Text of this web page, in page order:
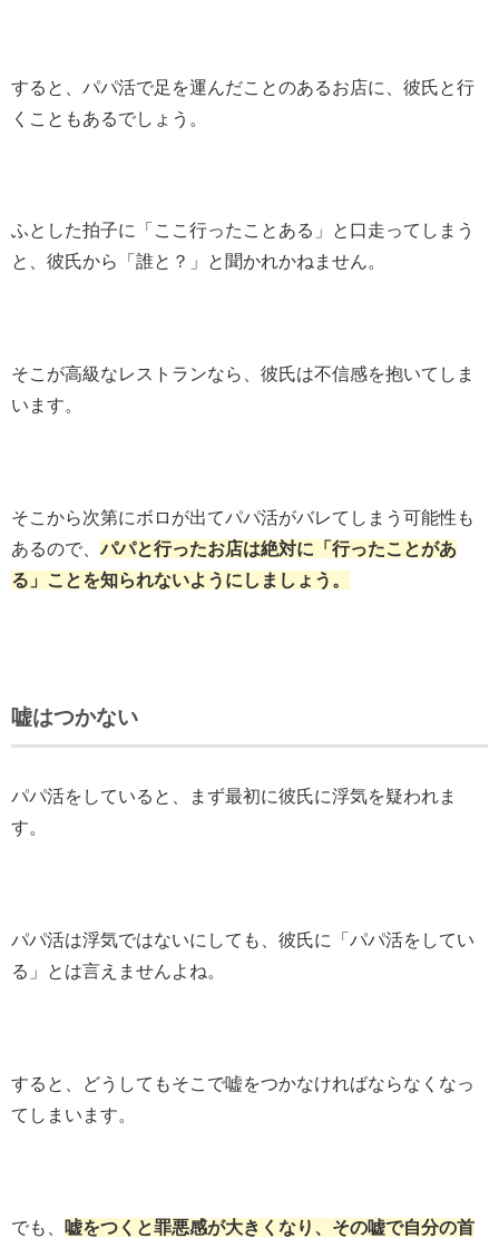
すると、パパ活で足を運んだことのあるお店に、彼氏と行
くこともあるでしょう。
ふとした拍子に「ここ行ったことある」と口走ってしまう
と、彼氏から「誰と？」と聞かれかねません。
そこが高級なレストランなら、彼氏は不信感を抱いてしま
います。
そこから次第にボロが出てパパ活がバレてしまう可能性も
あるので、パパと行ったお店は絶対に「行ったことがあ
る」ことを知られないようにしましょう。
嘘はつかない
パパ活をしていると、まず最初に彼氏に浮気を疑われま
す。
パパ活は浮気ではないにしても、彼氏に「パパ活をしてい
る」とは言えませんよね。
すると、どうしてもそこで嘘をつかなければならなくなっ
てしまいます。
でも、
嘘をつくと罪悪感が大きくなり、その嘘で自分の首